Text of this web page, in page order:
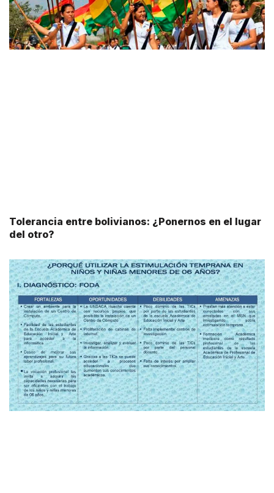
Tolerancia entre bolivianos: ¿Ponernos en el lugar
del otro?